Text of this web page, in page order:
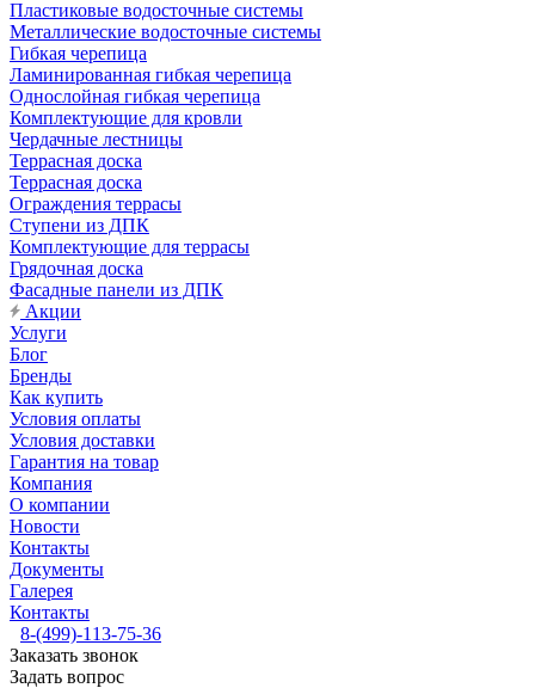
Пластиковые водосточные системы
Металлические водосточные системы
Гибкая черепица
Ламинированная гибкая черепица
Однослойная гибкая черепица
Комплектующие для кровли
Чердачные лестницы
Террасная доска
Террасная доска
Ограждения террасы
Ступени из ДПК
Комплектующие для террасы
Грядочная доска
Фасадные панели из ДПК
Акции
Услуги
Блог
Бренды
Как купить
Условия оплаты
Условия доставки
Гарантия на товар
Компания
О компании
Новости
Контакты
Документы
Галерея
Контакты
8-(499)-113-75-36
Заказать звонок
Задать вопрос